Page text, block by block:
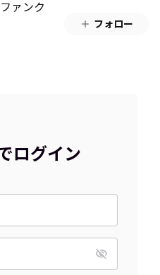
ァンク
フォロー
ログイン